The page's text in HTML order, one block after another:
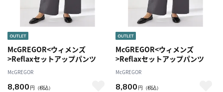
McGREGOR<ウィメンズ
>Reflaxセットアップパンツ
McGREGOR
8,800 円 （税込）
McGREGOR<ウィメンズ
>Reflaxセットアップパンツ
McGREGOR
8,800 円 （税込）